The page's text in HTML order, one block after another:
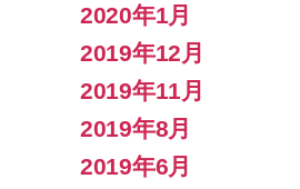
2020年1月
2019年12月
2019年11月
2019年8月
2019年6月